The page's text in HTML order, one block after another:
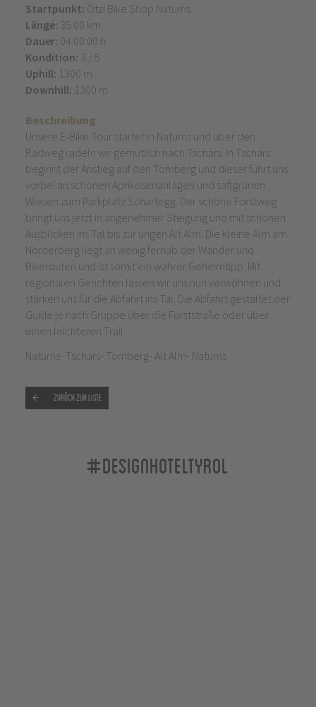
Startpunkt: Ötzi Bike Shop Naturns
Länge: 35.00 km
Dauer: 04:00:00 h
Kondition: 3 / 5
Uphill: 1300 m
Downhill: 1300 m
Beschreibung
Unsere E-Bike Tour startet in Naturns und über den
Radweg radeln wir gemütlich nach Tschars. In Tschars
beginnt der Anstieg auf den Tomberg und dieser führt uns
vorbei an schönen Aprikosenanlagen und saftgrünen
Wiesen zum Parkplatz Schartegg. Der schöne Forstweg
bringt uns jetzt in angenehmer Steigung und mit schönen
Ausblicken ins Tal bis zur urigen Alt Alm. Die kleine Alm am
Nörderberg liegt an wenig fernab der Wander und
Bikerouten und ist somit ein wahrer Geheimtipp. Mit
regionalen Gerichten lassen wir uns nun verwöhnen und
stärken uns für die Abfahrt ins Tal. Die Abfahrt gestaltet der
Guide je nach Gruppe über die Forststraße oder über
einen leichteren Trail.
Naturns- Tschars- Tomberg- Alt Alm- Naturns
Zurück zur Liste
#designhoteltyrol